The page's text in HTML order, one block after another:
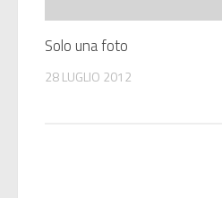
Solo una foto
28 LUGLIO 2012